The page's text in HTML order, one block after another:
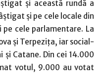
şi această rundă a
şi pe cele locale din
cele parlamentare. La
şi Terpeziţa, iar social-
şi Catane. Din cei 14.000
votul, 9.000 au votat